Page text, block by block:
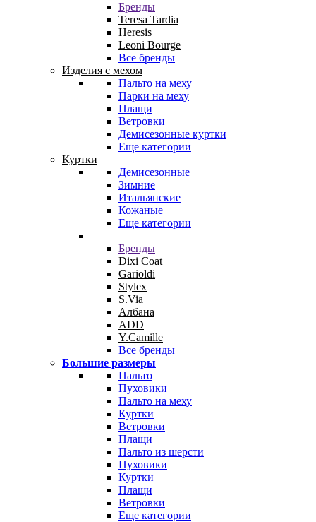
Бренды
Teresa Tardia
Heresis
Leoni Bourge
Все бренды
Изделия с мехом
Пальто на меху
Парки на меху
Плащи
Ветровки
Демисезонные куртки
Еще категории
Куртки
Демисезонные
Зимние
Итальянские
Кожаные
Еще категории
Бренды
Dixi Coat
Garioldi
Stylex
S.Via
Албана
ADD
Y.Camille
Все бренды
Большие размеры
Пальто
Пуховики
Пальто на меху
Куртки
Ветровки
Плащи
Пальто из шерсти
Пуховики
Куртки
Плащи
Ветровки
Еще категории